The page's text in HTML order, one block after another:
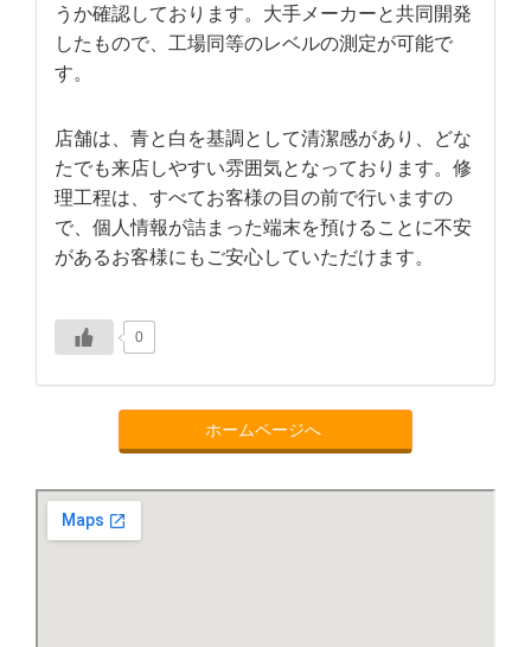
うか確認しております。大手メーカーと共同開発
したもので、工場同等のレベルの測定が可能で
す。
店舗は、青と白を基調として清潔感があり、どな
たでも来店しやすい雰囲気となっております。修
理工程は、すべてお客様の目の前で行いますの
で、個人情報が詰まった端末を預けることに不安
があるお客様にもご安心していただけます。
0
ホームページへ